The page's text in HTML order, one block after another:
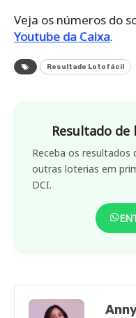
Veja os números do
Youtube da Caixa.
Resultado Lotofácil
Resultado
Receba os resultados
outras loterias em
DCI.